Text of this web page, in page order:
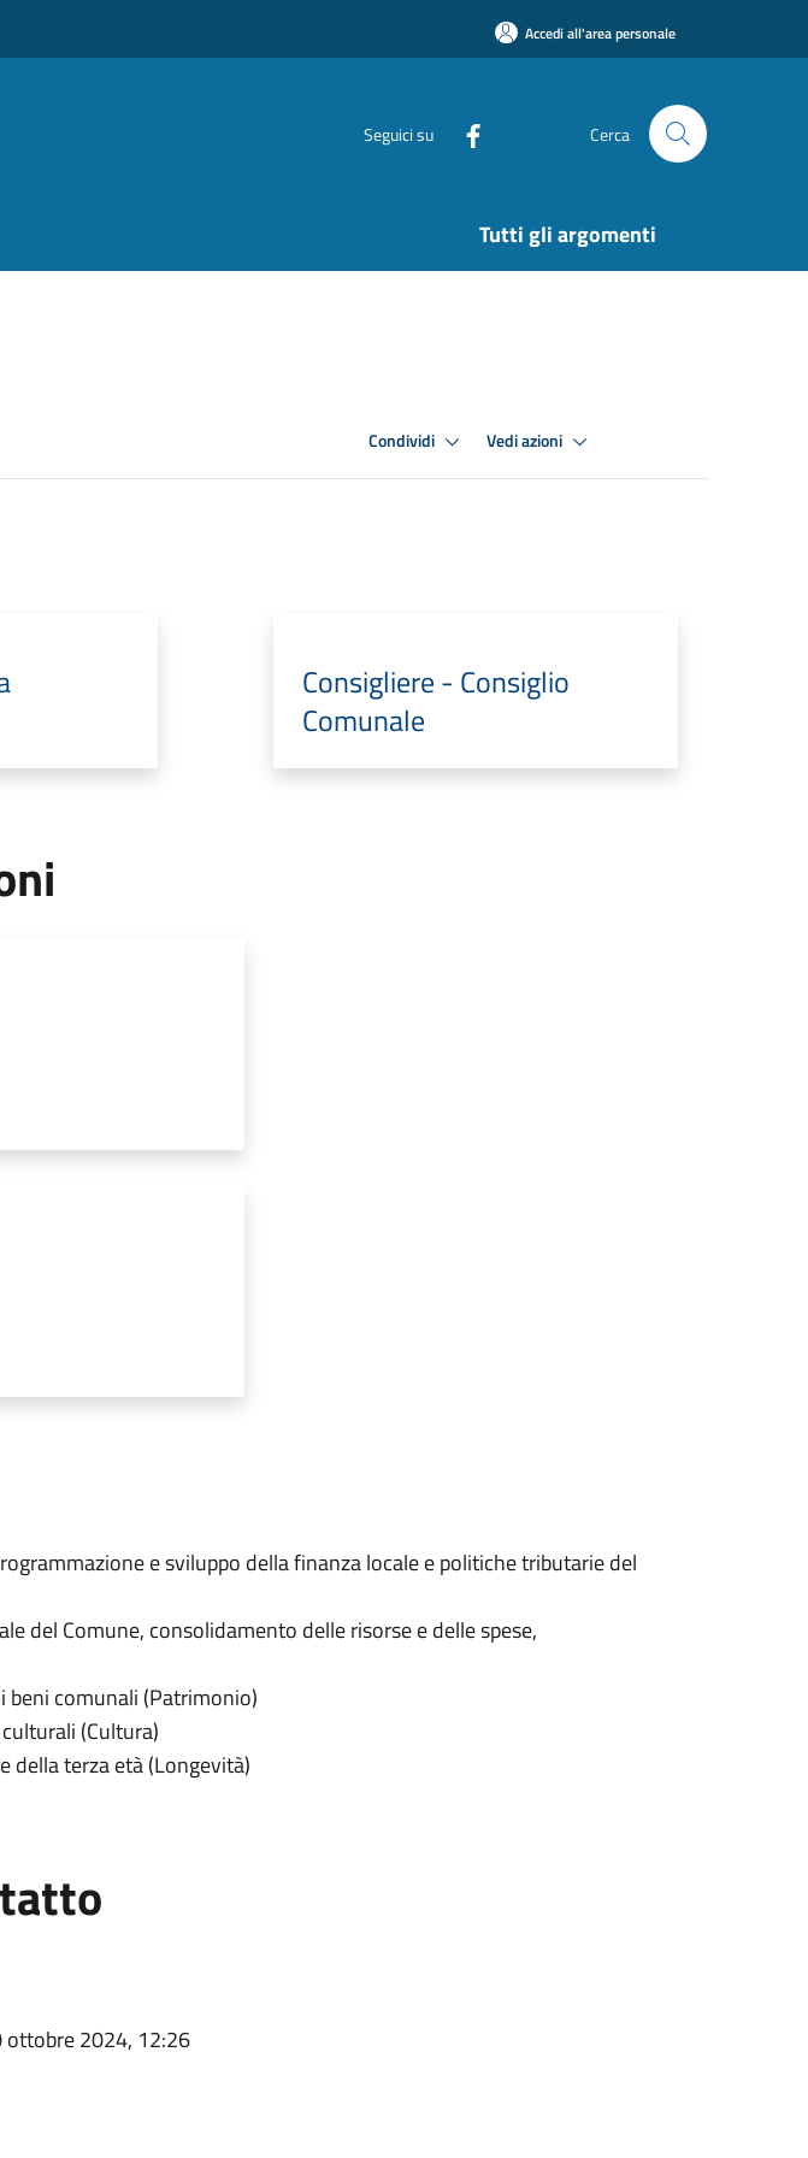
Accedi all'area personale
Seguici su Cerca
Tutti gli argomenti
Condividi Vedi azioni
Consigliere - Consiglio
Comunale
e sviluppo della finanza locale e politiche tributarie del
del Comune, consolidamento delle risorse e delle spese,
beni comunali (Patrimonio)
(Cultura)
della terza età (Longevità)
ottobre 2024, 12:26